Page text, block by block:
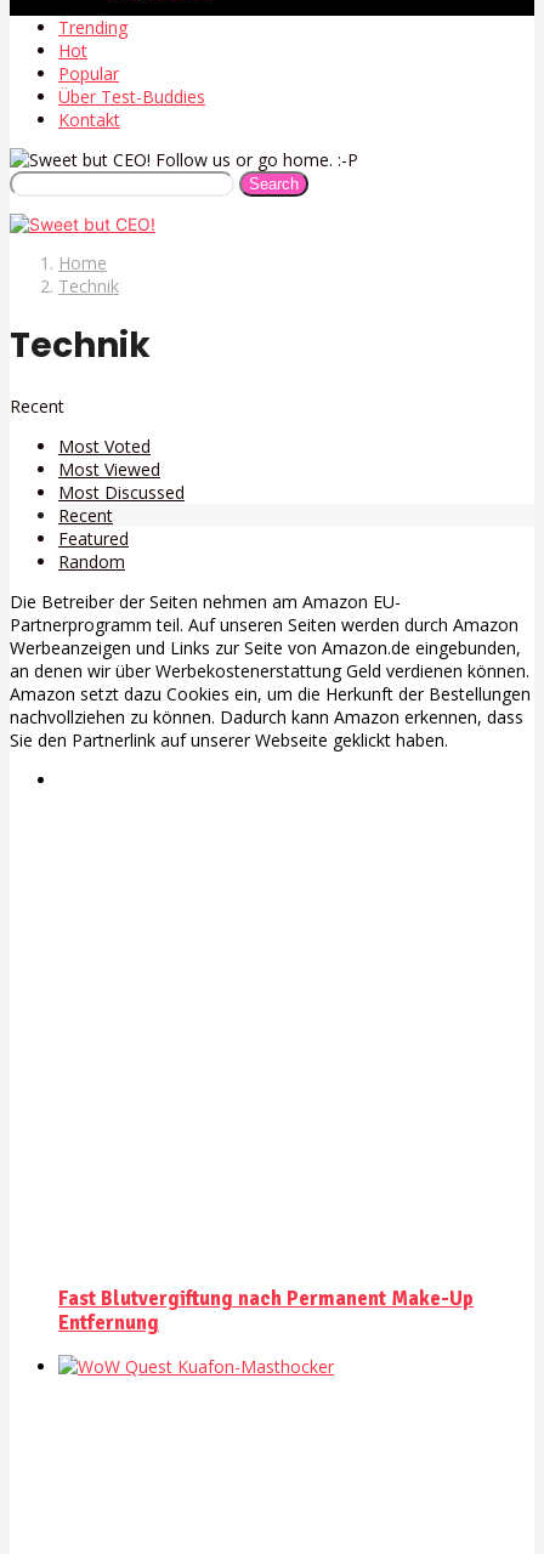
Trending
Hot
Popular
Über Test-Buddies
Kontakt
Follow us or go home. :-P
Search
Home
Technik
Technik
Recent
Most Voted
Most Viewed
Most Discussed
Recent
Featured
Random
Die Betreiber der Seiten nehmen am Amazon EU-
Partnerprogramm teil. Auf unseren Seiten werden durch Amazon
Werbeanzeigen und Links zur Seite von Amazon.de eingebunden,
an denen wir über Werbekostenerstattung Geld verdienen können.
Amazon setzt dazu Cookies ein, um die Herkunft der Bestellungen
nachvollziehen zu können. Dadurch kann Amazon erkennen, dass
Sie den Partnerlink auf unserer Webseite geklickt haben.
Fast Blutvergiftung nach Permanent Make-Up
Entfernung